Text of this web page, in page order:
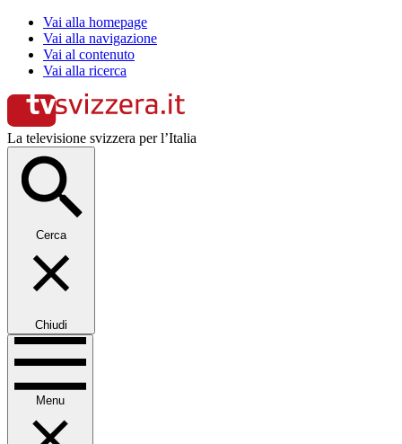
Vai alla homepage
Vai alla navigazione
Vai al contenuto
Vai alla ricerca
La televisione svizzera per l’Italia
Cerca
Chiudi
Menu